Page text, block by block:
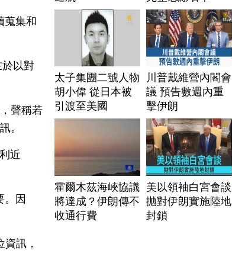
蒐集和
以對
聲稱若
。
近
。因
訊，
太子集團二號人物
胡小偉 從日本被
引渡至美國
川普戴維營內閣會
議 預告數週內重
擊伊朗
霍爾木茲海峽協議
將達成？伊朗傳不
收通行費
美以領袖白宮會談
拋對伊朗實施陸地
封鎖